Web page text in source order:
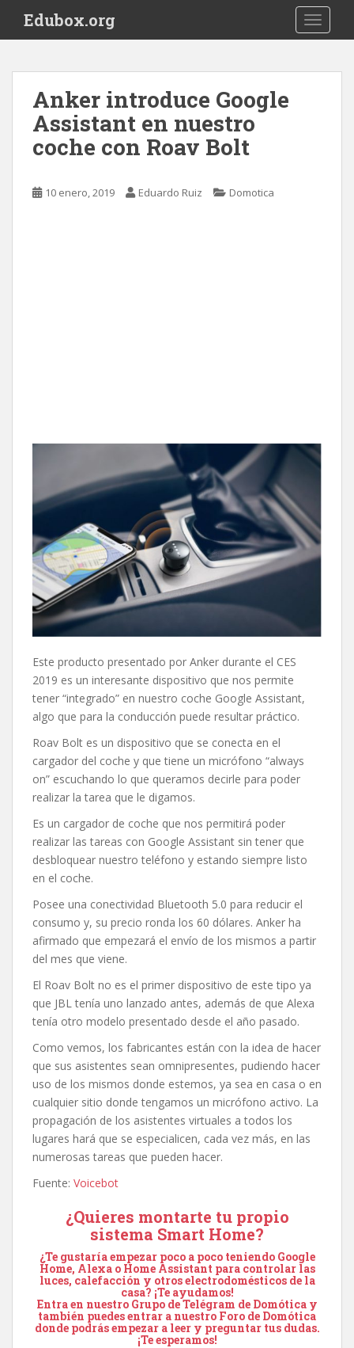
i
Edubox.org
Anker introduce Google
Assistant en nuestro
coche con Roav Bolt
10 enero, 2019 Eduardo Ruiz Domotica
Este producto presentado por Anker durante el CES
2019 es un interesante dispositivo que nos permite
tener “integrado” en nuestro coche Google Assistant,
algo que para la conducción puede resultar práctico.
Roav Bolt es un dispositivo que se conecta en el
cargador del coche y que tiene un micrófono “always
on” escuchando lo que queramos decirle para poder
realizar la tarea que le digamos.
Es un cargador de coche que nos permitirá poder
realizar las tareas con Google Assistant sin tener que
desbloquear nuestro teléfono y estando siempre listo
en el coche.
Posee una conectividad Bluetooth 5.0 para reducir el
consumo y, su precio ronda los 60 dólares. Anker ha
afirmado que empezará el envío de los mismos a partir
del mes que viene.
El Roav Bolt no es el primer dispositivo de este tipo ya
que JBL tenía uno lanzado antes, además de que Alexa
tenía otro modelo presentado desde el año pasado.
Como vemos, los fabricantes están con la idea de hacer
que sus asistentes sean omnipresentes, pudiendo hacer
uso de los mismos donde estemos, ya sea en casa o en
cualquier sitio donde tengamos un micrófono activo. La
propagación de los asistentes virtuales a todos los
lugares hará que se especialicen, cada vez más, en las
numerosas tareas que pueden hacer.
Fuente: Voicebot
¿Quieres montarte tu propio
sistema Smart Home?
¿Te gustaría empezar poco a poco teniendo Google
Home, Alexa o Home Assistant para controlar las
luces, calefacción y otros electrodomésticos de la
casa? ¡Te ayudamos!
Entra en nuestro Grupo de Telégram de Domóticay
también puedes entrar a nuestro Foro de Domótica
donde podrás empezar a leer y preguntar tus dudas.
¡Te esperamos!